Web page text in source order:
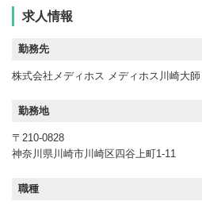
求人情報
勤務先
株式会社メディホス メディホス川崎大師
勤務地
〒210-0828
神奈川県川崎市川崎区四谷上町1-11
職種